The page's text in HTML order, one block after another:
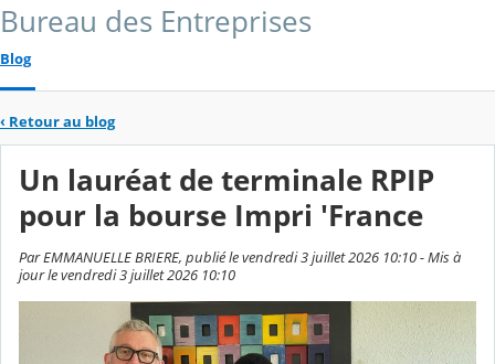
Bureau des Entreprises
Blog
‹ Retour au blog
Un lauréat de terminale RPIP
pour la bourse Impri 'France
Par EMMANUELLE BRIERE, publié le vendredi 3 juillet 2026 10:10 - Mis à
jour le vendredi 3 juillet 2026 10:10